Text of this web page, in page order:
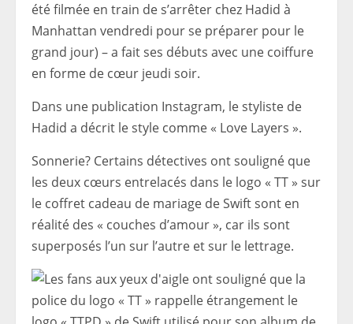
été filmée en train de s’arrêter chez Hadid à
Manhattan vendredi pour se préparer pour le
grand jour) – a fait ses débuts avec une coiffure
en forme de cœur jeudi soir.
Dans une publication Instagram, le styliste de
Hadid a décrit le style comme « Love Layers ».
Sonnerie? Certains détectives ont souligné que
les deux cœurs entrelacés dans le logo « TT » sur
le coffret cadeau de mariage de Swift sont en
réalité des « couches d’amour », car ils sont
superposés l’un sur l’autre et sur le lettrage.